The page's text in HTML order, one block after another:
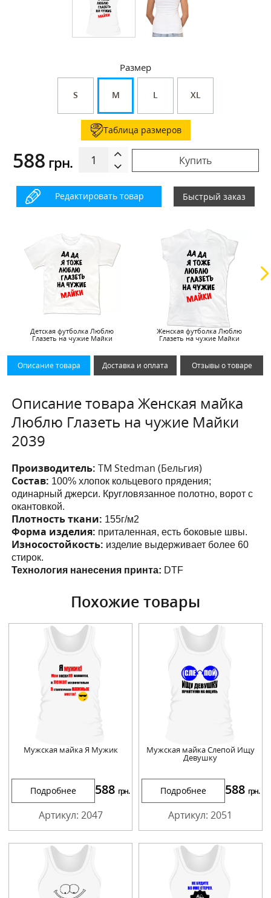
Размер
S M L XL
Таблица размеров
588 грн. Купить
Редактировать товар Быстрый заказ
Детская футболка Люблю
Глазеть на чужие Майки
Женская футболка Люблю
Глазеть на чужие Майки
Описание товара Доставка и оплата Отзывы о товаре
Описание товара Женская майка
Люблю Глазеть на чужие Майки
2039
Производитель:ТМ Stedman (Бельгия)
Состав: 100% хлопок кольцевого прядения;
одинарный джерси. Кругловязанное полотно, ворот с
окантовкой.
Плотность ткани: 155г/м2
Форма изделия: приталенная, есть боковые швы.
Износостойкость: изделие выдерживает более 60
стирок.
Технология нанесения принта: DTF
Похожие товары
Мужская майка Я Мужик
Подробнее 588 грн.
Артикул: 2047
Мужская майка Слепой Ищу
Девушку
Подробнее 588 грн.
Артикул: 2051